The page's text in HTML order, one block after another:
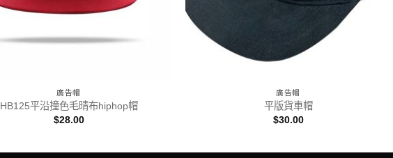
廣告帽
HB125平沿撞色毛晴布hiphop帽
$28.00
廣告帽
平版貨車帽
$30.00